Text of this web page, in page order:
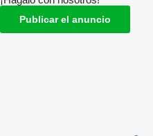
Publicar el anuncio